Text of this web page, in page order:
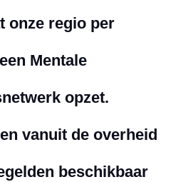
onze regio per
Mentale
opzet.
vanuit de overheid
beschikbaar